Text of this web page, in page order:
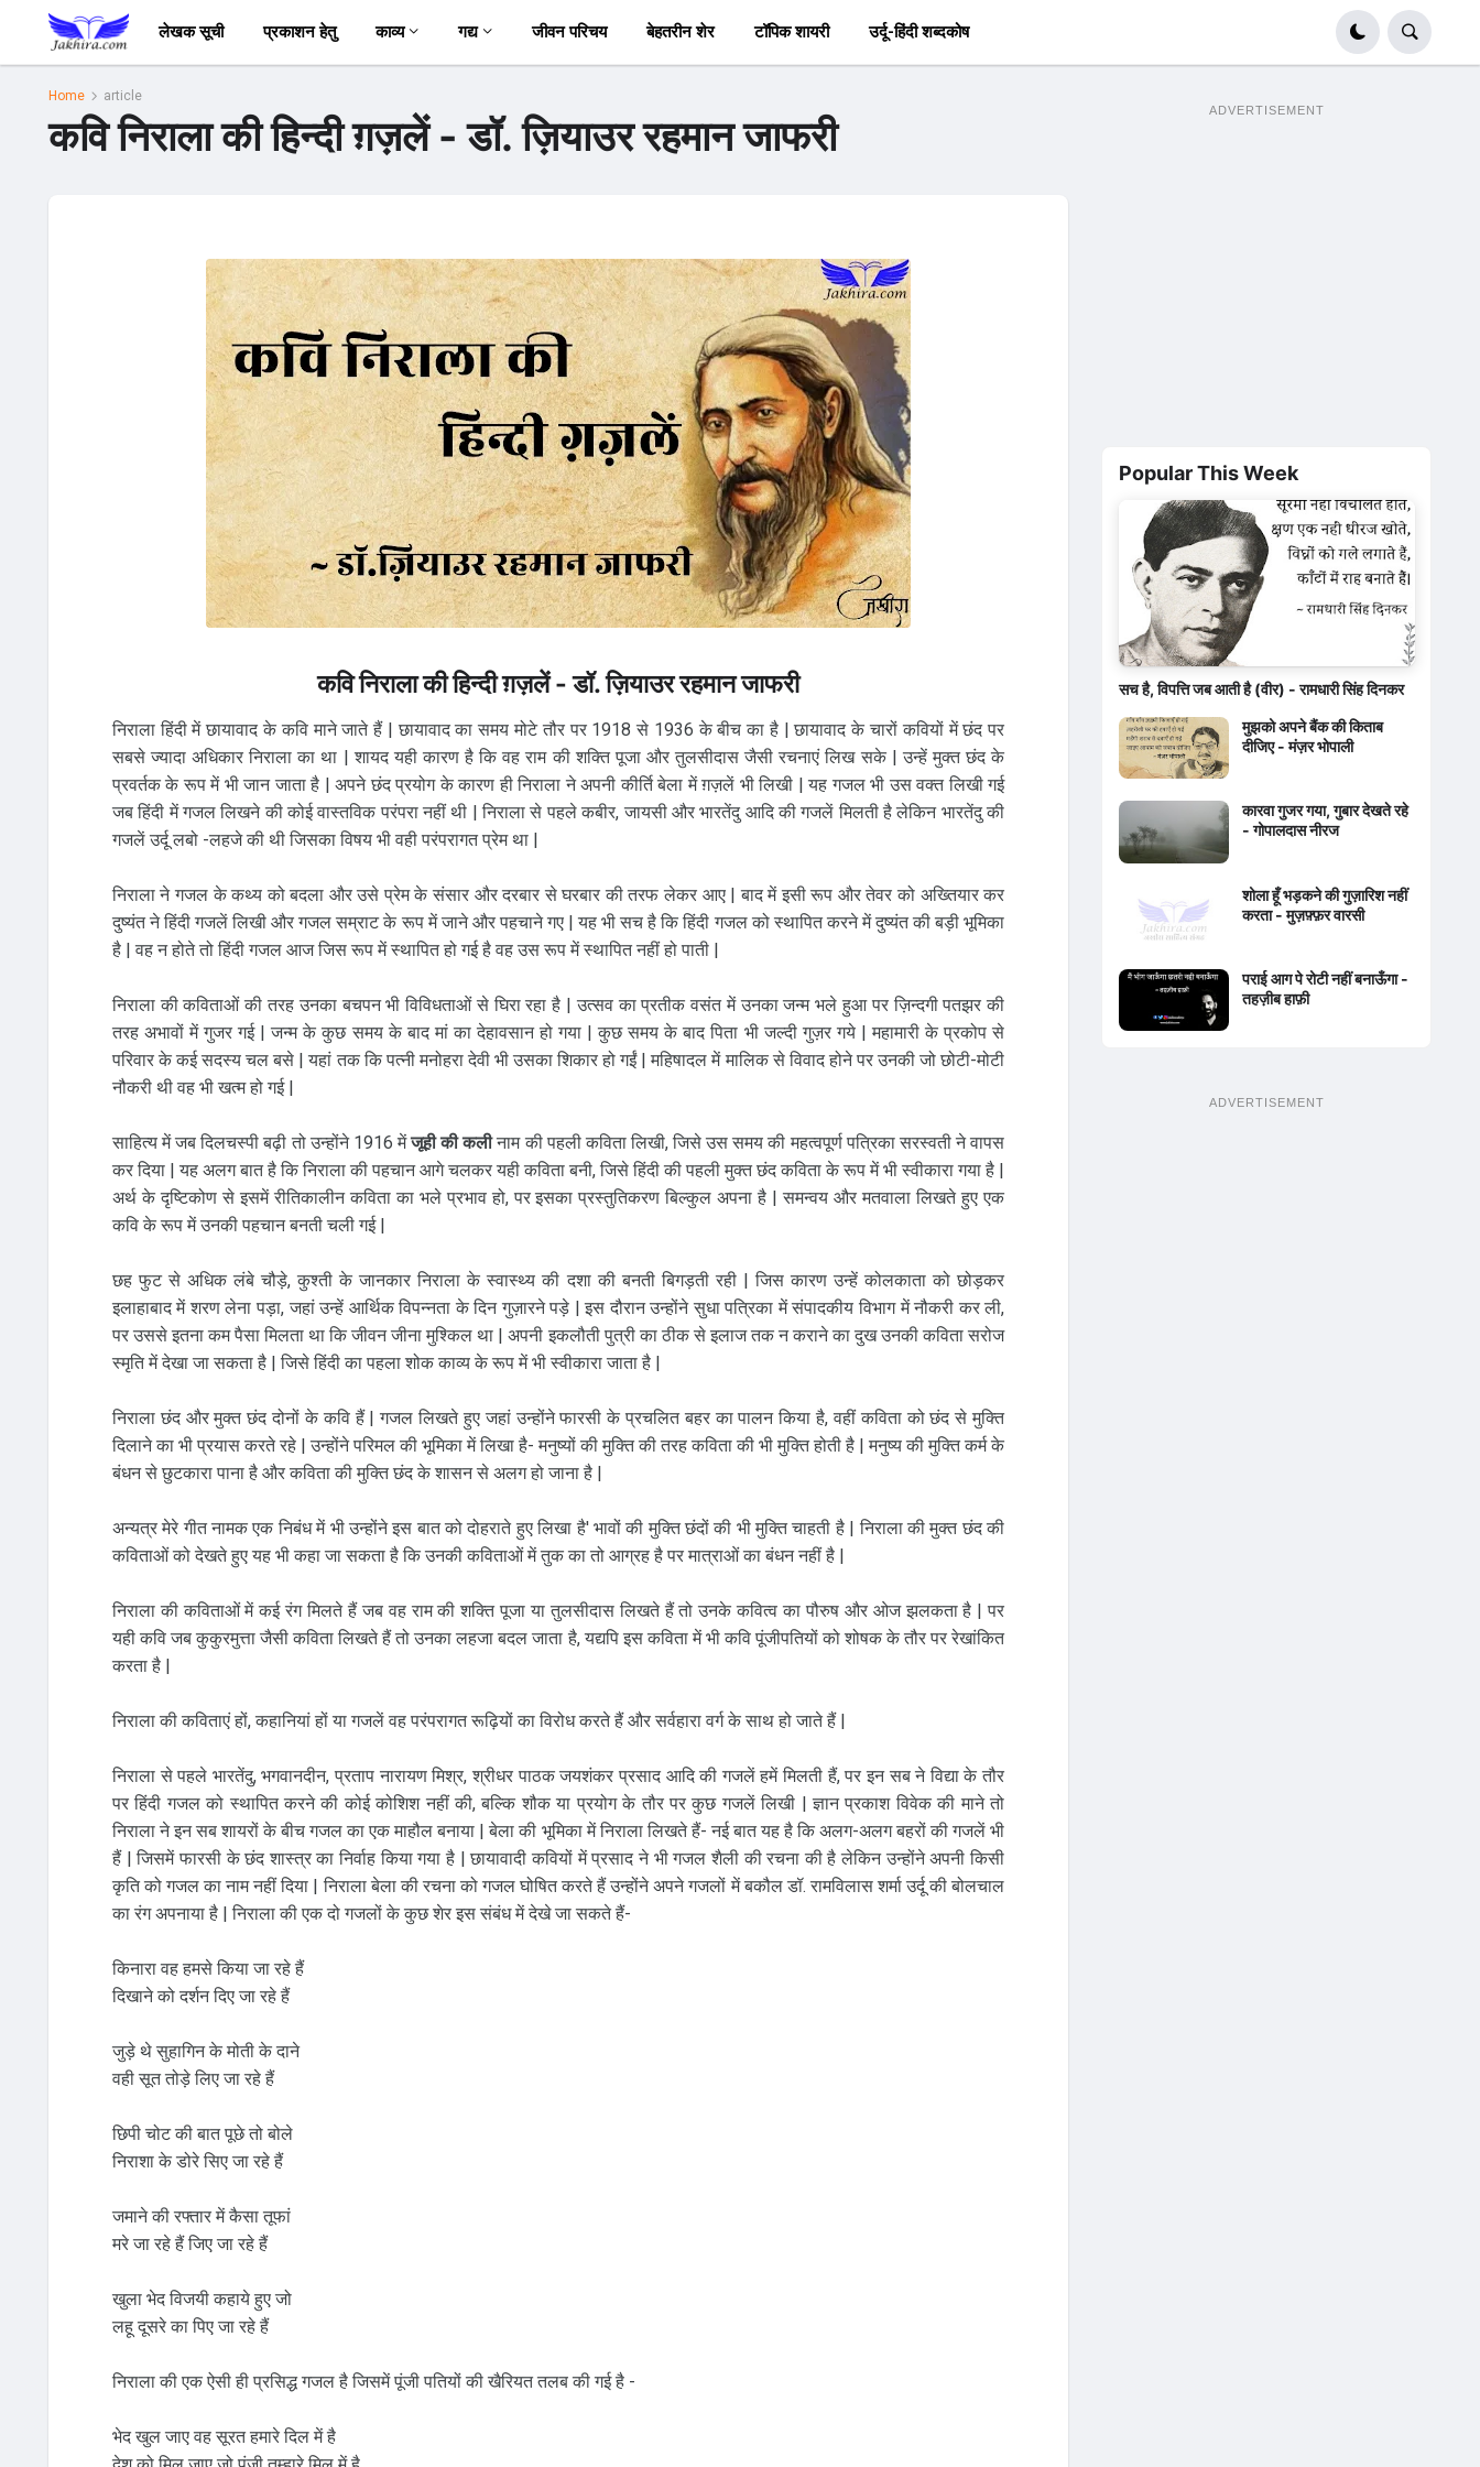
लेखक सूची प्रकाशन हेतु काव्य गद्य जीवन परिचय बेहतरीन शेर टॉपिक शायरी उर्दू-हिंदी शब्दकोष
Home article
कवि निराला की हिन्दी ग़ज़लें - डॉ. ज़ियाउर रहमान जाफरी
कवि निराला की हिन्दी ग़ज़लें - डॉ. ज़ियाउर रहमान जाफरी
निराला हिंदी में छायावाद के कवि माने जाते हैं | छायावाद का समय मोटे तौर पर 1918 से 1936 के बीच का है | छायावाद के चारों कवियों में छंद पर
सबसे ज्यादा अधिकार निराला का था | शायद यही कारण है कि वह राम की शक्ति पूजा और तुलसीदास जैसी रचनाएं लिख सके | उन्हें मुक्त छंद के
प्रवर्तक के रूप में भी जान जाता है | अपने छंद प्रयोग के कारण ही निराला ने अपनी कीर्ति बेला में ग़ज़लें भी लिखी | यह गजल भी उस वक्त लिखी गई
जब हिंदी में गजल लिखने की कोई वास्तविक परंपरा नहीं थी | निराला से पहले कबीर, जायसी और भारतेंदु आदि की गजलें मिलती है लेकिन भारतेंदु की
गजलें उर्दू लबो -लहजे की थी जिसका विषय भी वही परंपरागत प्रेम था |
निराला ने गजल के कथ्य को बदला और उसे प्रेम के संसार और दरबार से घरबार की तरफ लेकर आए | बाद में इसी रूप और तेवर को अख्तियार कर
दुष्यंत ने हिंदी गजलें लिखी और गजल सम्राट के रूप में जाने और पहचाने गए | यह भी सच है कि हिंदी गजल को स्थापित करने में दुष्यंत की बड़ी भूमिका
है | वह न होते तो हिंदी गजल आज जिस रूप में स्थापित हो गई है वह उस रूप में स्थापित नहीं हो पाती |
निराला की कविताओं की तरह उनका बचपन भी विविधताओं से घिरा रहा है | उत्सव का प्रतीक वसंत में उनका जन्म भले हुआ पर ज़िन्दगी पतझर की
तरह अभावों में गुजर गई | जन्म के कुछ समय के बाद मां का देहावसान हो गया | कुछ समय के बाद पिता भी जल्दी गुज़र गये | महामारी के प्रकोप से
परिवार के कई सदस्य चल बसे | यहां तक कि पत्नी मनोहरा देवी भी उसका शिकार हो गईं | महिषादल में मालिक से विवाद होने पर उनकी जो छोटी-मोटी
नौकरी थी वह भी खत्म हो गई |
साहित्य में जब दिलचस्पी बढ़ी तो उन्होंने 1916 मेंजूही की कलीनाम की पहली कविता लिखी, जिसे उस समय की महत्वपूर्ण पत्रिका सरस्वती ने वापस
कर दिया | यह अलग बात है कि निराला की पहचान आगे चलकर यही कविता बनी, जिसे हिंदी की पहली मुक्त छंद कविता के रूप में भी स्वीकारा गया है |
अर्थ के दृष्टिकोण से इसमें रीतिकालीन कविता का भले प्रभाव हो, पर इसका प्रस्तुतिकरण बिल्कुल अपना है | समन्वय और मतवाला लिखते हुए एक
कवि के रूप में उनकी पहचान बनती चली गई |
छह फुट से अधिक लंबे चौड़े, कुश्ती के जानकार निराला के स्वास्थ्य की दशा की बनती बिगड़ती रही | जिस कारण उन्हें कोलकाता को छोड़कर
इलाहाबाद में शरण लेना पड़ा, जहां उन्हें आर्थिक विपन्नता के दिन गुज़ारने पड़े | इस दौरान उन्होंने सुधा पत्रिका में संपादकीय विभाग में नौकरी कर ली,
पर उससे इतना कम पैसा मिलता था कि जीवन जीना मुश्किल था | अपनी इकलौती पुत्री का ठीक से इलाज तक न कराने का दुख उनकी कविता सरोज
स्मृति में देखा जा सकता है | जिसे हिंदी का पहला शोक काव्य के रूप में भी स्वीकारा जाता है |
निराला छंद और मुक्त छंद दोनों के कवि हैं | गजल लिखते हुए जहां उन्होंने फारसी के प्रचलित बहर का पालन किया है, वहीं कविता को छंद से मुक्ति
दिलाने का भी प्रयास करते रहे | उन्होंने परिमल की भूमिका में लिखा है- मनुष्यों की मुक्ति की तरह कविता की भी मुक्ति होती है | मनुष्य की मुक्ति कर्म के
बंधन से छुटकारा पाना है और कविता की मुक्ति छंद के शासन से अलग हो जाना है |
अन्यत्र मेरे गीत नामक एक निबंध में भी उन्होंने इस बात को दोहराते हुए लिखा है' भावों की मुक्ति छंदों की भी मुक्ति चाहती है | निराला की मुक्त छंद की
कविताओं को देखते हुए यह भी कहा जा सकता है कि उनकी कविताओं में तुक का तो आग्रह है पर मात्राओं का बंधन नहीं है |
निराला की कविताओं में कई रंग मिलते हैं जब वह राम की शक्ति पूजा या तुलसीदास लिखते हैं तो उनके कवित्व का पौरुष और ओज झलकता है | पर
यही कवि जब कुकुरमुत्ता जैसी कविता लिखते हैं तो उनका लहजा बदल जाता है, यद्यपि इस कविता में भी कवि पूंजीपतियों को शोषक के तौर पर रेखांकित
करता है |
निराला की कविताएं हों, कहानियां हों या गजलें वह परंपरागत रूढ़ियों का विरोध करते हैं और सर्वहारा वर्ग के साथ हो जाते हैं |
निराला से पहले भारतेंदु, भगवानदीन, प्रताप नारायण मिश्र, श्रीधर पाठक जयशंकर प्रसाद आदि की गजलें हमें मिलती हैं, पर इन सब ने विद्या के तौर
पर हिंदी गजल को स्थापित करने की कोई कोशिश नहीं की, बल्कि शौक या प्रयोग के तौर पर कुछ गजलें लिखी | ज्ञान प्रकाश विवेक की माने तो
निराला ने इन सब शायरों के बीच गजल का एक माहौल बनाया | बेला की भूमिका में निराला लिखते हैं- नई बात यह है कि अलग-अलग बहरों की गजलें भी
हैं | जिसमें फारसी के छंद शास्त्र का निर्वाह किया गया है | छायावादी कवियों में प्रसाद ने भी गजल शैली की रचना की है लेकिन उन्होंने अपनी किसी
कृति को गजल का नाम नहीं दिया | निराला बेला की रचना को गजल घोषित करते हैं उन्होंने अपने गजलों में बकौल डॉ. रामविलास शर्मा उर्दू की बोलचाल
का रंग अपनाया है | निराला की एक दो गजलों के कुछ शेर इस संबंध में देखे जा सकते हैं-
किनारा वह हमसे किया जा रहे हैं
दिखाने को दर्शन दिए जा रहे हैं
जुड़े थे सुहागिन के मोती के दाने
वही सूत तोड़े लिए जा रहे हैं
छिपी चोट की बात पूछे तो बोले
निराशा के डोरे सिए जा रहे हैं
जमाने की रफ्तार में कैसा तूफां
मरे जा रहे हैं जिए जा रहे हैं
खुला भेद विजयी कहाये हुए जो
लहू दूसरे का पिए जा रहे हैं
निराला की एक ऐसी ही प्रसिद्ध गजल है जिसमें पूंजी पतियों की खैरियत तलब की गई है -
भेद खुल जाए वह सूरत हमारे दिल में है
ADVERTISEMENT
Popular This Week
सच है, विपत्ति जब आती है (वीर) - रामधारी सिंह दिनकर
मुझको अपने बैंक की किताब
दीजिए - मंज़र भोपाली
कारवा गुजर गया, गुबार देखते रहे
- गोपालदास नीरज
शोला हूँ भड़कने की गुज़ारिश नहीं
करता - मुज़फ़्फ़र वारसी
पराई आग पे रोटी नहीं बनाऊँगा -
तहज़ीब हाफ़ी
ADVERTISEMENT